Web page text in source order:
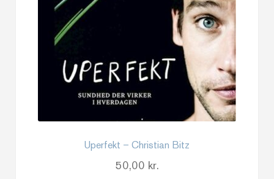
Uperfekt – Christian Bitz
50,00 kr.